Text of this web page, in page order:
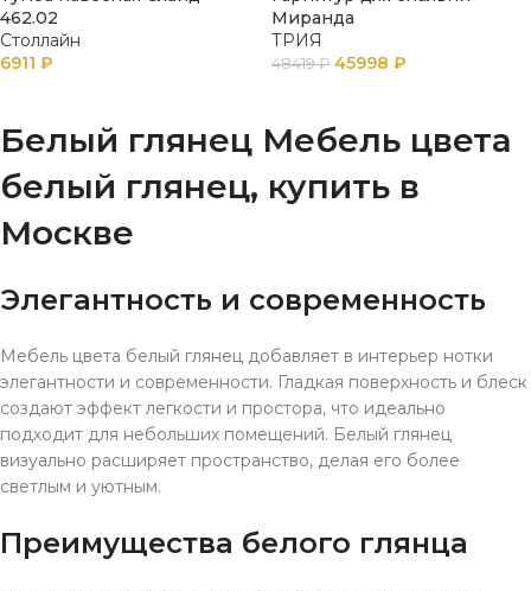
462.02
Столлайн
6911 ₽
Миранда
ТРИЯ
48419₽ 45998 ₽
Белый глянец Мебель цвета
белый глянец, купить в
Москве
Элегантность и современность
Мебель цвета белый глянец добавляет в интерьер нотки
элегантности и современности. Гладкая поверхность и блеск
создают эффект легкости и простора, что идеально
подходит для небольших помещений. Белый глянец
визуально расширяет пространство, делая его более
светлым и уютным.
Преимущества белого глянца